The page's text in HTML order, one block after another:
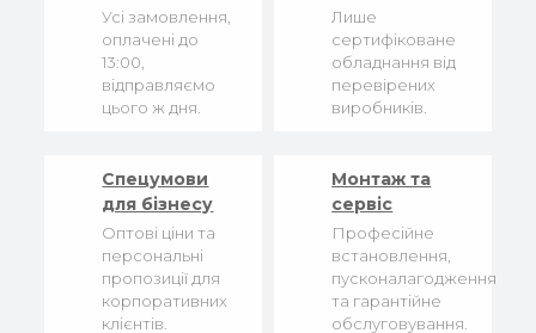
Усі замовлення,
оплачені до
13:00,
відправляємо
цього ж дня.
Лише
сертифіковане
обладнання від
перевірених
виробників.
Спецумови
для бізнесу
Оптові ціни та
персональні
пропозиції для
корпоративних
клієнтів.
Монтаж та
сервіс
Професійне
встановлення,
пусконалагодження
та гарантійне
обслуговування.